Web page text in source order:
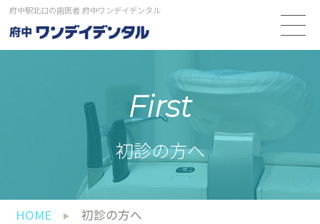
府中駅北口の歯医者 府中ワンデイデンタル
First
初診の方へ
HOME 初診の方へ